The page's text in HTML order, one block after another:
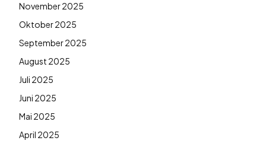
November 2025
Oktober 2025
September 2025
August 2025
Juli 2025
Juni 2025
Mai 2025
April 2025